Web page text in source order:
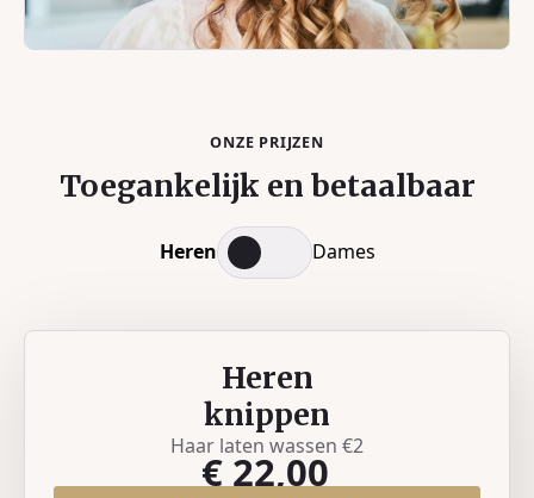
ONZE PRIJZEN
Toegankelijk en betaalbaar
Heren Dames
Heren
knippen
Haar laten wassen €2
€ 22,00